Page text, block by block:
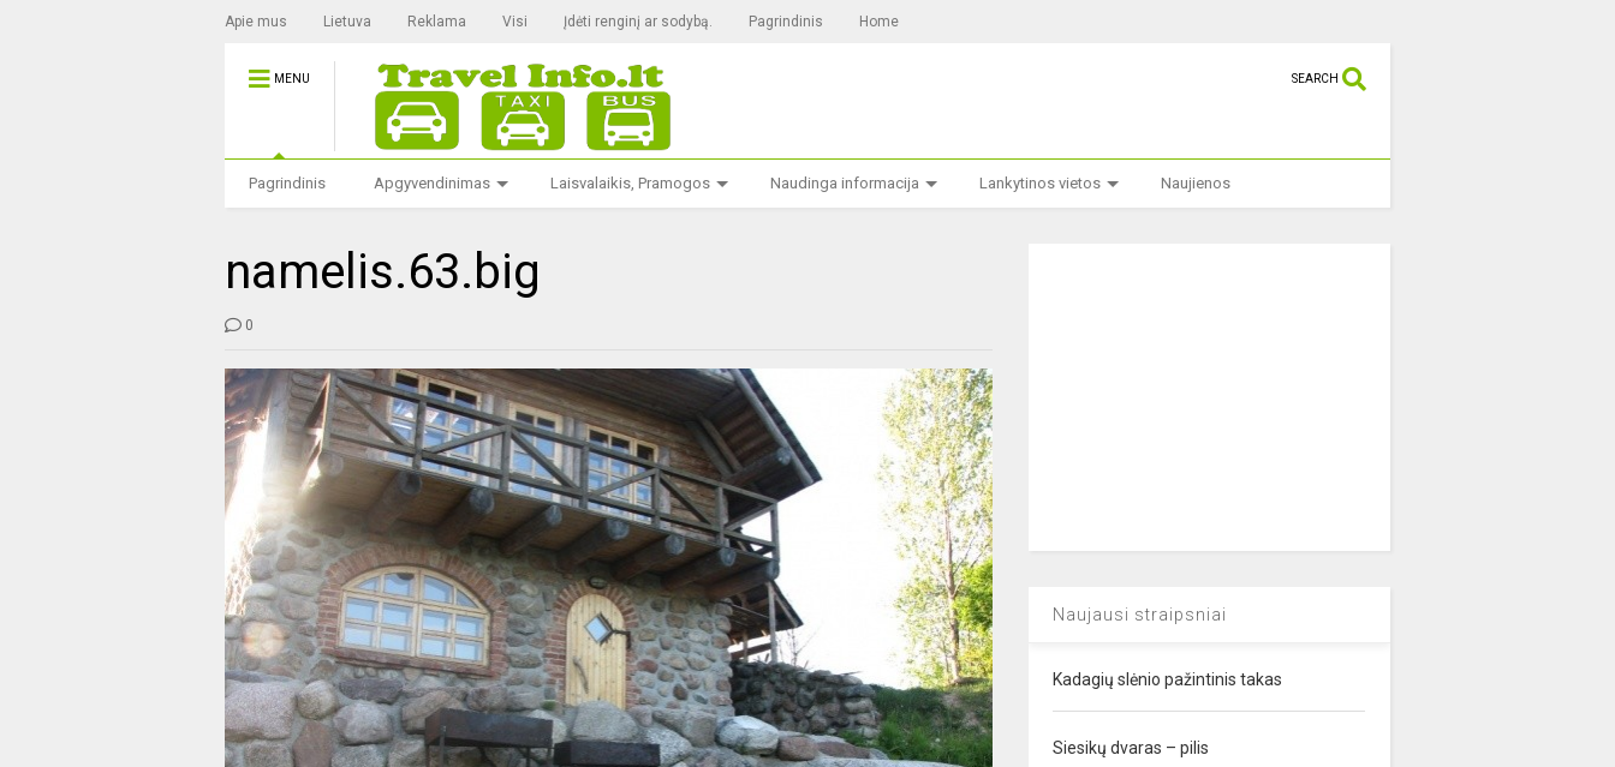
Apie mus Lietuva Reklama Visi Įdėti renginį ar sodybą. Pagrindinis Home
MENU SEARCH
Pagrindinis Apgyvendinimas Laisvalaikis, Pramogos Naudinga informacija Lankytinos vietos Naujienos
namelis.63.big
0
Naujausi straipsniai
Kadagių slėnio pažintinis takas
Siesikų dvaras – pilis